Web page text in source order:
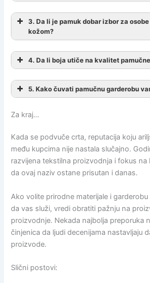
3. Da li je pamuk dobar izbor za
kožom?
4. Da li boja utiče na kvalitet
5. Kako čuvati pamučnu garderobu
Za kraj…
Kada se podvuče crta, reputacija koju
među kupcima nije nastala slučajno.
razvijena tekstilna proizvodnja i fokus na
da ovaj naziv ostane prisutan i danas.
Ako volite prirodne materijale i
da vas služi, vredi obratiti pažnju na
proizvodnje. Nekada najbolja preporuka
činjenica da ljudi decenijama nastavljaju
proizvode.
Slični postovi: